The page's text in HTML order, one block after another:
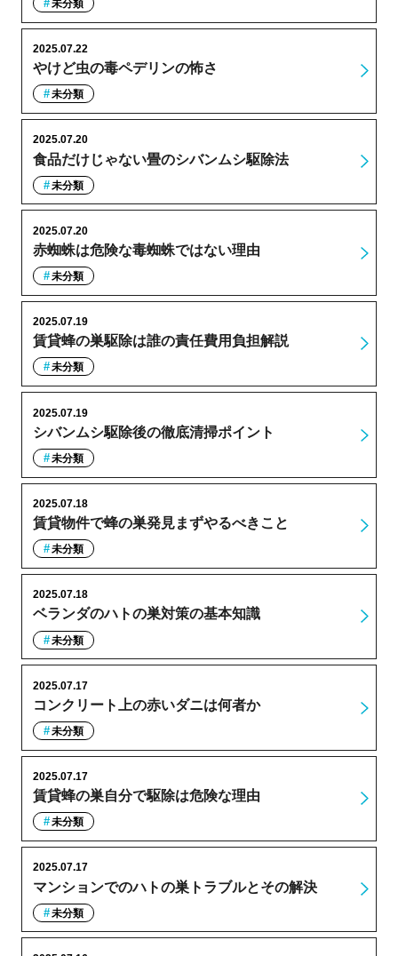
未分類
やけど虫の毒ペデリンの怖さ
2025.07.22
未分類
食品だけじゃない畳のシバンムシ駆除法
2025.07.20
未分類
赤蜘蛛は危険な毒蜘蛛ではない理由
2025.07.20
未分類
賃貸蜂の巣駆除は誰の責任費用負担解説
2025.07.19
未分類
シバンムシ駆除後の徹底清掃ポイント
2025.07.19
未分類
賃貸物件で蜂の巣発見まずやるべきこと
2025.07.18
未分類
ベランダのハトの巣対策の基本知識
2025.07.18
未分類
コンクリート上の赤いダニは何者か
2025.07.17
未分類
賃貸蜂の巣自分で駆除は危険な理由
2025.07.17
未分類
マンションでのハトの巣トラブルとその解決
2025.07.17
未分類